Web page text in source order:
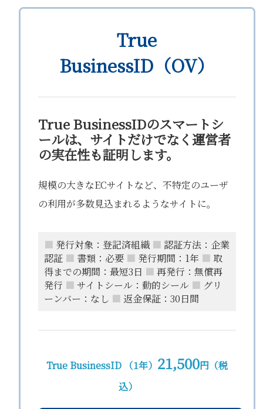
True
BusinessID（OV）
True BusinessIDのスマートシ
ールは、サイトだけでなく運営者
の実在性も証明します。
規模の大きなECサイトなど、不特定のユーザ
の利用が多数見込まれるようなサイトに。
■ 発行対象：登記済組織 ■ 認証方法：企業
認証 ■ 書類：必要 ■ 発行期間：1年 ■ 取
得までの期間：最短3日 ■ 再発行：無償再
発行 ■ サイトシール：動的シール ■ グリ
ーンバー：なし ■ 返金保証：30日間
True BusinessID （1年） 21,500円（税
込）